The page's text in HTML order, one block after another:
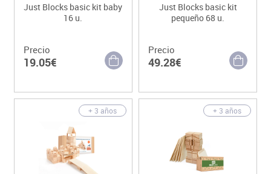
Just Blocks basic kit baby
16 u.
Precio
19.05€
Just Blocks basic kit
pequeño 68 u.
Precio
49.28€
+ 3 años + 3 años